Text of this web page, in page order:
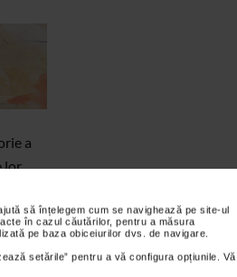
să înțelegem cum se navighează pe site-ul
în cazul căutărilor, pentru a măsura
pe baza obiceiurilor dvs. de navigare.
setările” pentru a vă configura opțiunile. Vă
a
lor.